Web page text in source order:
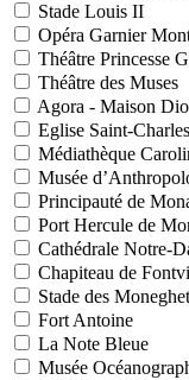
Stade Louis II
Opéra Garnier
Théâtre Princesse
Théâtre des Muses
Agora - Maison
Eglise Saint-Charles
Médiathèque
Musée
Principauté de
Port Hercule de
Cathédrale Notre-
Chapiteau de
Stade des
Fort Antoine
La Note Bleue
Musée